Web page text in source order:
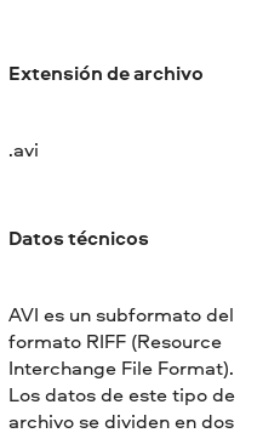
Extensión de archivo
.avi
Datos técnicos
AVI es un subformato del
formato RIFF (Resource
Interchange File Format).
Los datos de este tipo de
archivo se dividen en dos